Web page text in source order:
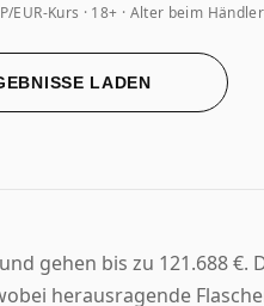
LADEN
EUR-Kurs 18+ · Alter beim
gehen bis zu 121.688 €.
herausragende